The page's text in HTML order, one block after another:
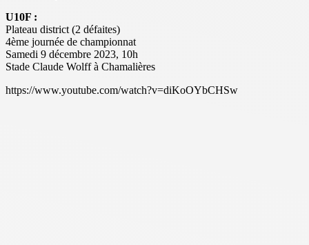
U10F :
Plateau district (2 défaites)
4ème journée de championnat
Samedi 9 décembre 2023, 10h
Stade Claude Wolff à Chamalières
https://www.youtube.com/watch?v=diKoOYbCHSw